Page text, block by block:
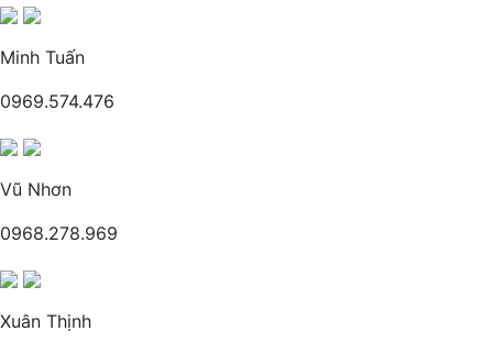
Minh Tuấn
0969.574.476
Vũ Nhơn
0968.278.969
Xuân Thịnh